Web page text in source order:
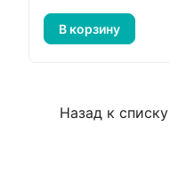
В корзину
Назад к списку